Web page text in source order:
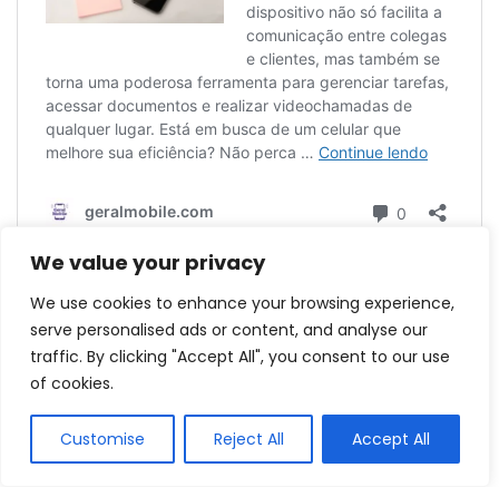
We value your privacy
We use cookies to enhance your browsing experience,
serve personalised ads or content, and analyse our
traffic. By clicking "Accept All", you consent to our use
of cookies.
Customise Reject All Accept All